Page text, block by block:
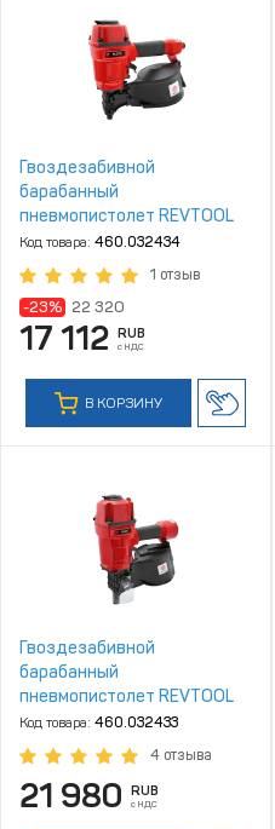
Гвоздезабивной
барабанный
пневмопистолет REVTOOL
PL57C (арт. PL57C16W)
Код товара: 460.032434
1 отзыв
-23% 22 320
17 112 RUB
с НДС
В КОРЗИНУ
Гвоздезабивной
барабанный
пневмопистолет REVTOOL
PL80C (арт. PL80C16W)
Код товара: 460.032433
4 отзыва
21 980 RUB
с НДС